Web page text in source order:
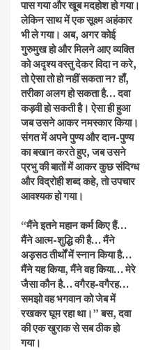
पास गया और खूब मदहोश हो गया।
लेकिन साथ में एक सूक्ष्म अहंकार
भी ले गया। अब, अगर कोई
गुरुमुख हो और मिलने आए व्यक्ति
को अदृश्य वस्तु देकर विदा न करे,
तो ऐसा तो हो नहीं सकता न? हाँ,
तरीका अलग हो सकता है… दवा
कड़वी हो सकती है। ऐसा ही हुआ
जब उसने आकर नमस्कार किया।
संगत में अपने पुण्य और दान-पुण्य
का बखान करते हुए, जब उसने
प्रभु की बातों में आकर कुछ संदिग्ध
और विद्रोही शब्द कहे, तो उपचार
आवश्यक हो गया।
“मैंने इतने महान कर्म किए हैं…
मैंने आत्म-शुद्धि की है… मैंने
अड़सठ तीर्थों में स्नान किया है…
मैंने यह किया, मैंने वह किया… मेरे
जैसा कौन है… वगैरह-वगैरह…
समझो वह भगवान को जेब में
रखकर घूम रहा था।” बस, दवा
की एक खुराक से सब ठीक हो
गया।